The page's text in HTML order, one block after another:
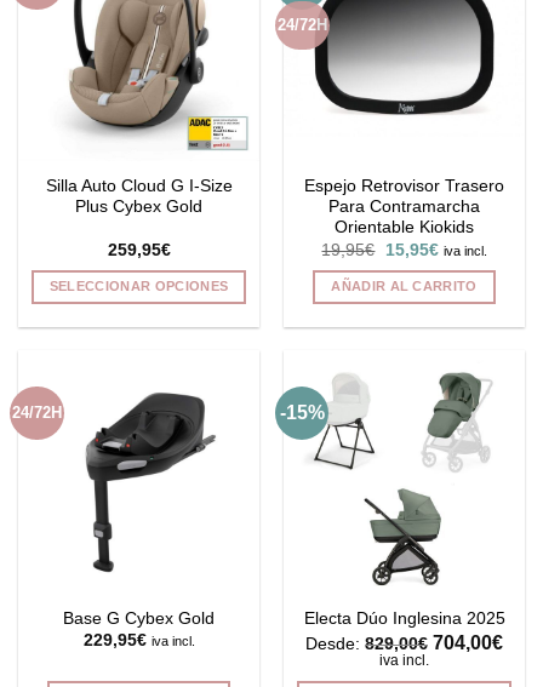
Las
opciones
se
pueden
elegir
en
página
de
producto
Silla Auto Cloud G I-Size
Plus Cybex Gold
259,95€
SELECCIONAR OPCIONES
múltiples
variantes.
Las
opciones
página
de
24/72H
Espejo Retrovisor Trasero
Para Contramarcha
Orientable Kiokids
19,95€
El
precio
original
era:
15,95€El
actual
es:
iva incl.
AÑADIR AL CARRITO
24/72H
Base G Cybex Gold
229,95€ iva incl.
-15%
Electa Dúo Inglesina 2025
Desde: 829,00€ 704,00€
iva incl.